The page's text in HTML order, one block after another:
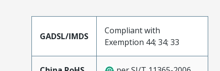
GADSL/IMDS
Compliant with
Exemption 44; 34; 33